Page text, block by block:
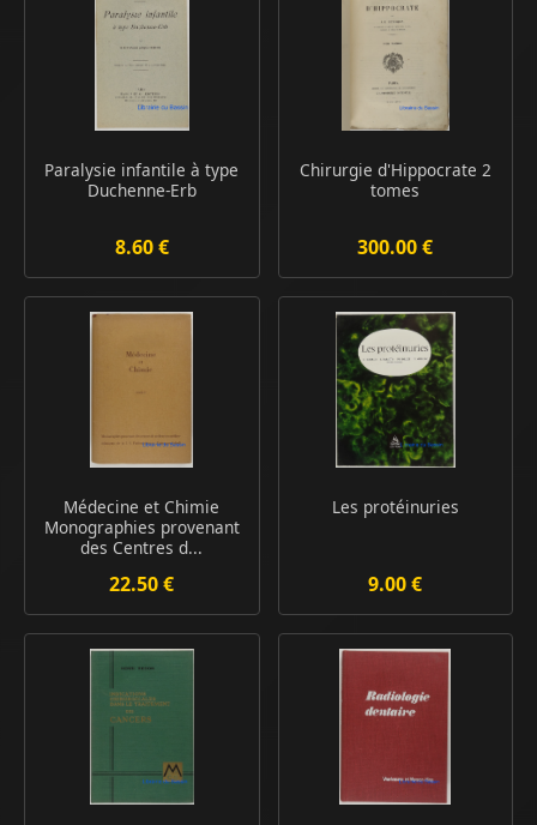
Paralysie infantile à type
Duchenne-Erb
8.60 €
Chirurgie d'Hippocrate 2
tomes
300.00 €
Médecine et Chimie
Monographies provenant
des Centres d...
22.50 €
Les protéinuries
9.00 €